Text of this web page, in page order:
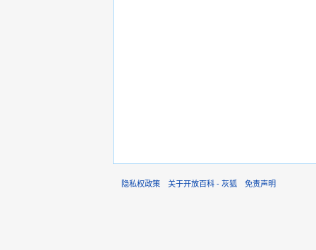
隐私权政策 关于开放百科 - 灰狐 免责声明